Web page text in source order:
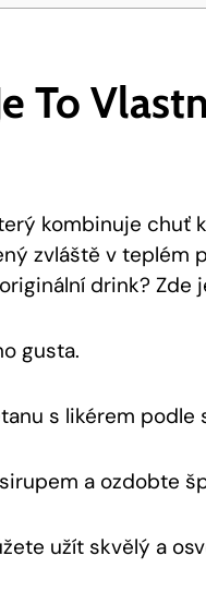
To
kombinuje chuť
zvláště v teplém
drink? Zde
gusta.
s likérem podle
a ozdobte
užít skvělý a